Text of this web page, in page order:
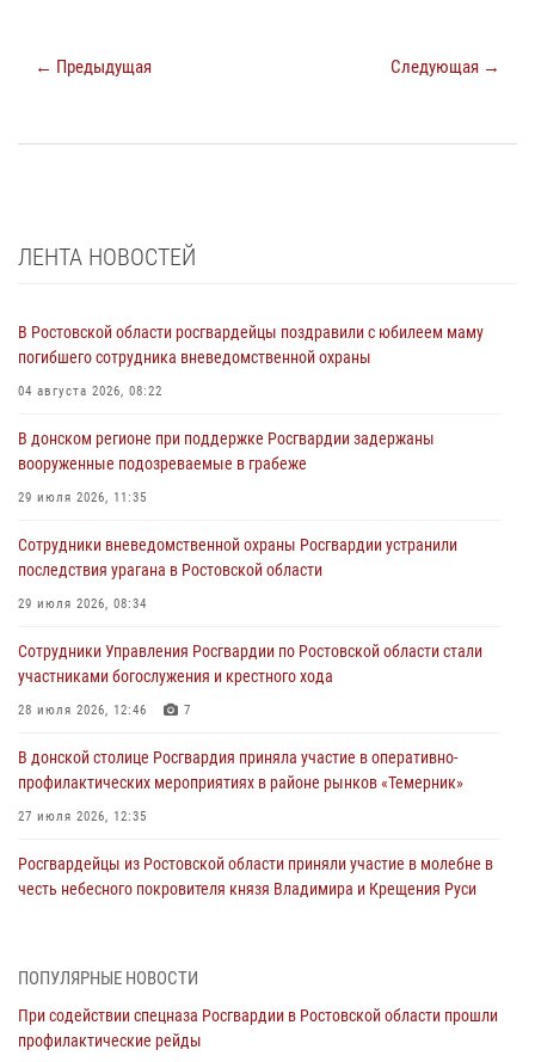
← Предыдущая Следующая →
ЛЕНТА НОВОСТЕЙ
В Ростовской области росгвардейцы поздравили с юбилеем маму
погибшего сотрудника вневедомственной охраны
04 августа 2026, 08:22
В донском регионе при поддержке Росгвардии задержаны
вооруженные подозреваемые в грабеже
29 июля 2026, 11:35
Сотрудники вневедомственной охраны Росгвардии устранили
последствия урагана в Ростовской области
29 июля 2026, 08:34
Сотрудники Управления Росгвардии по Ростовской области стали
участниками богослужения и крестного хода
28 июля 2026, 12:46 7
В донской столице Росгвардия приняла участие в оперативно-
профилактических мероприятиях в районе рынков «Темерник»
27 июля 2026, 12:35
Росгвардейцы из Ростовской области приняли участие в молебне в
честь небесного покровителя князя Владимира и Крещения Руси
При содействии спецназа Росгвардии в Ростовской области прошли
21 июля 2026, 12:51
ПОПУЛЯРНЫЕ НОВОСТИ
При содействии спецназа Росгвардии в Ростовской области прошли
профилактические рейды